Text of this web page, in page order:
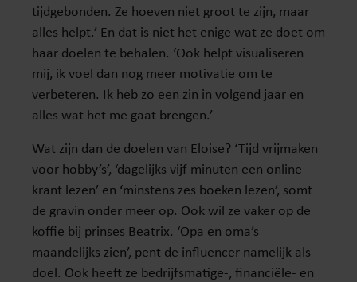
tijdgebonden. Ze hoeven niet groot te zijn, maar
alles helpt.’ En dat is niet het enige wat ze doet om
haar doelen te behalen. ‘Ook helpt visualiseren
mij, ik voel dan nog meer motivatie om te
verbeteren. Ik heb zo een zin in volgend jaar en
alles wat het me gaat brengen.’
Wat zijn dan de doelen van Eloise? ‘Tijd vrijmaken
voor hobby’s’, ‘dagelijks vijf minuten een online
krant lezen’ en ‘minstens zes boeken lezen’, somt
de gravin onder meer op. Ook wil ze vaker op de
koffie bij prinses Beatrix. ‘Opa en oma’s
maandelijks zien’, pent de influencer namelijk als
doel. Ook heeft ze bedrijfsmatige-, financiële- en